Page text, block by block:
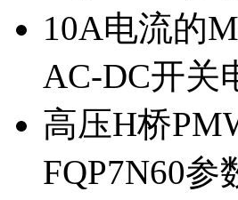
10A电流的
AC-DC开关
高压H桥
FQP7N60